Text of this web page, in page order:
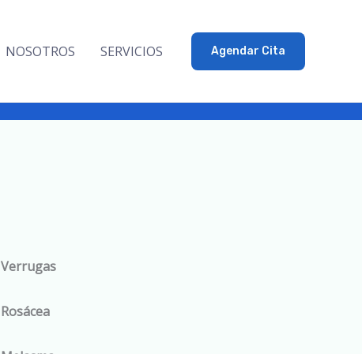
NOSOTROS SERVICIOS Agendar Cita
Verrugas
Rosácea